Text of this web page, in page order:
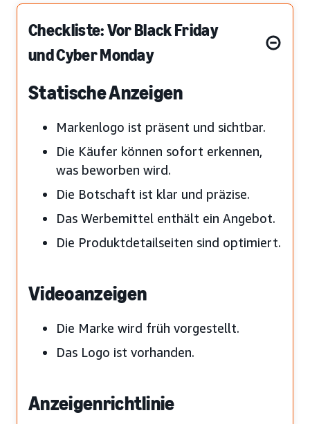
Checkliste: Vor Black Friday
und Cyber Monday
Statische Anzeigen
Markenlogo ist präsent und sichtbar.
Die Käufer können sofort erkennen,
was beworben wird.
Die Botschaft ist klar und präzise.
Das Werbemittel enthält ein Angebot.
Die Produktdetailseiten sind optimiert.
Videoanzeigen
Die Marke wird früh vorgestellt.
Das Logo ist vorhanden.
Anzeigenrichtlinie